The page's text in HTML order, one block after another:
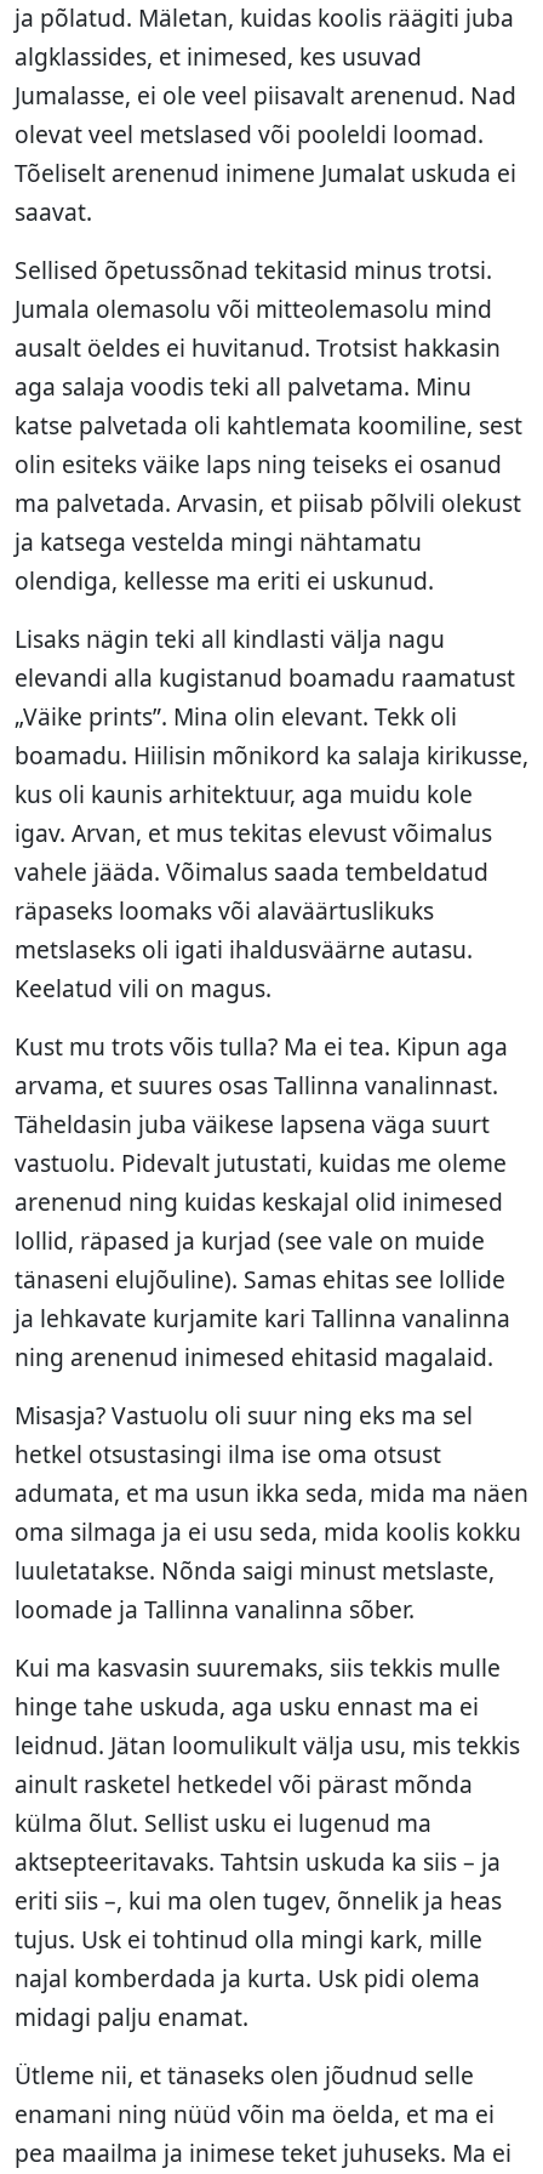
ja põlatud. Mäletan, kuidas koolis räägiti juba
algklassides, et inimesed, kes usuvad
Jumalasse, ei ole veel piisavalt arenenud. Nad
olevat veel metslased või pooleldi loomad.
Tõeliselt arenenud inimene Jumalat uskuda ei
saavat.
Sellised õpetussõnad tekitasid minus trotsi.
Jumala olemasolu või mitteolemasolu mind
ausalt öeldes ei huvitanud. Trotsist hakkasin
aga salaja voodis teki all palvetama. Minu
katse palvetada oli kahtlemata koomiline, sest
olin esiteks väike laps ning teiseks ei osanud
ma palvetada. Arvasin, et piisab põlvili olekust
ja katsega vestelda mingi nähtamatu
olendiga, kellesse ma eriti ei uskunud.
Lisaks nägin teki all kindlasti välja nagu
elevandi alla kugistanud boamadu raamatust
„Väike prints”. Mina olin elevant. Tekk oli
boamadu. Hiilisin mõnikord ka salaja kirikusse,
kus oli kaunis arhitektuur, aga muidu kole
igav. Arvan, et mus tekitas elevust võimalus
vahele jääda. Võimalus saada tembeldatud
räpaseks loomaks või alaväärtuslikuks
metslaseks oli igati ihaldusväärne autasu.
Keelatud vili on magus.
Kust mu trots võis tulla? Ma ei tea. Kipun aga
arvama, et suures osas Tallinna vanalinnast.
Täheldasin juba väikese lapsena väga suurt
vastuolu. Pidevalt jutustati, kuidas me oleme
arenenud ning kuidas keskajal olid inimesed
lollid, räpased ja kurjad (see vale on muide
tänaseni elujõuline). Samas ehitas see lollide
ja lehkavate kurjamite kari Tallinna vanalinna
ning arenenud inimesed ehitasid magalaid.
Misasja? Vastuolu oli suur ning eks ma sel
hetkel otsustasingi ilma ise oma otsust
adumata, et ma usun ikka seda, mida ma näen
oma silmaga ja ei usu seda, mida koolis kokku
luuletatakse. Nõnda saigi minust metslaste,
loomade ja Tallinna vanalinna sõber.
Kui ma kasvasin suuremaks, siis tekkis mulle
hinge tahe uskuda, aga usku ennast ma ei
leidnud. Jätan loomulikult välja usu, mis tekkis
ainult rasketel hetkedel või pärast mõnda
külma õlut. Sellist usku ei lugenud ma
aktsepteeritavaks. Tahtsin uskuda ka siis – ja
eriti siis –, kui ma olen tugev, õnnelik ja heas
tujus. Usk ei tohtinud olla mingi kark, mille
najal komberdada ja kurta. Usk pidi olema
midagi palju enamat.
Ütleme nii, et tänaseks olen jõudnud selle
enamani ning nüüd võin ma öelda, et ma ei
pea maailma ja inimese teket juhuseks. Ma ei